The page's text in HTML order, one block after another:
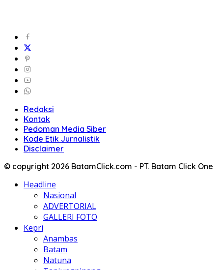
Redaksi
Kontak
Pedoman Media Siber
Kode Etik Jurnalistik
Disclaimer
© copyright 2026 BatamClick.com - PT. Batam Click One
Headline
Nasional
ADVERTORIAL
GALLERI FOTO
Kepri
Anambas
Batam
Natuna